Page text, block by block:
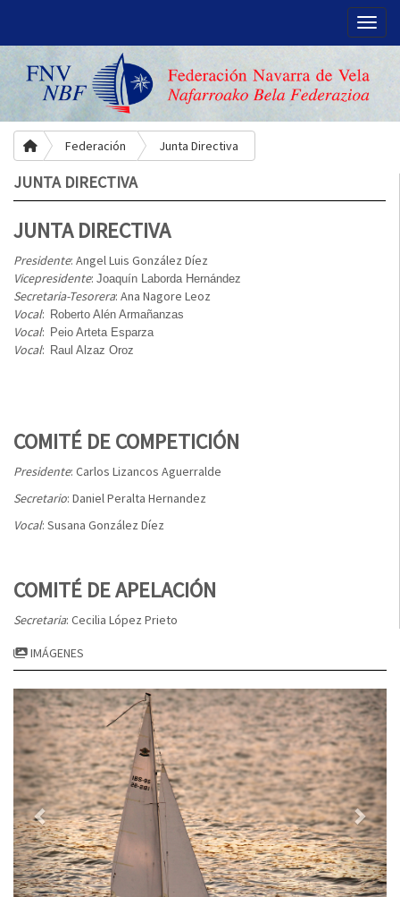
Federación Junta Directiva
JUNTA DIRECTIVA
JUNTA DIRECTIVA
Presidente: Angel Luis González Díez
Vicepresidente: Joaquín Laborda Hernández
Secretaria-Tesorera: Ana Nagore Leoz
Vocal: Roberto Alén Armañanzas
Vocal: Peio Arteta Esparza
Vocal: Raul Alzaz Oroz
COMITÉ DE COMPETICIÓN
Presidente: Carlos Lizancos Aguerralde
Secretario: Daniel Peralta Hernandez
Vocal: Susana González Díez
COMITÉ DE APELACIÓN
Secretaria: Cecilia López Prieto
IMÁGENES